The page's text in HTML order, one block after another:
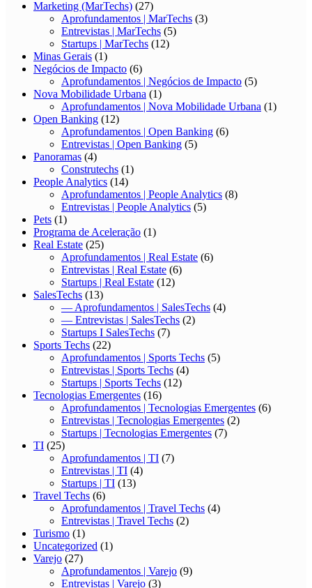
Marketing (MarTechs) (27)
Aprofundamentos | MarTechs (3)
Entrevistas | MarTechs (5)
Startups | MarTechs (12)
Minas Gerais (1)
Negócios de Impacto (6)
Aprofundamentos | Negócios de Impacto (5)
Nova Mobilidade Urbana (1)
Aprofundamentos | Nova Mobilidade Urbana (1)
Open Banking (12)
Aprofundamentos | Open Banking (6)
Entrevistas | Open Banking (5)
Panoramas (4)
Construtechs (1)
People Analytics (14)
Aprofundamentos | People Analytics (8)
Entrevistas | People Analytics (5)
Pets (1)
Programa de Aceleração (1)
Real Estate (25)
Aprofundamentos | Real Estate (6)
Entrevistas | Real Estate (6)
Startups | Real Estate (12)
SalesTechs (13)
— Aprofundamentos | SalesTechs (4)
— Entrevistas | SalesTechs (2)
Startups I SalesTechs (7)
Sports Techs (22)
Aprofundamentos | Sports Techs (5)
Entrevistas | Sports Techs (4)
Startups | Sports Techs (12)
Tecnologias Emergentes (16)
Aprofundamentos | Tecnologias Emergentes (6)
Entrevistas | Tecnologias Emergentes (2)
Startups | Tecnologias Emergentes (7)
TI (25)
Aprofundamentos | TI (7)
Entrevistas | TI (4)
Startups | TI (13)
Travel Techs (6)
Aprofundamentos | Travel Techs (4)
Entrevistas | Travel Techs (2)
Turismo (1)
Uncategorized (1)
Varejo (27)
Aprofundamentos | Varejo (9)
Entrevistas | Varejo (3)